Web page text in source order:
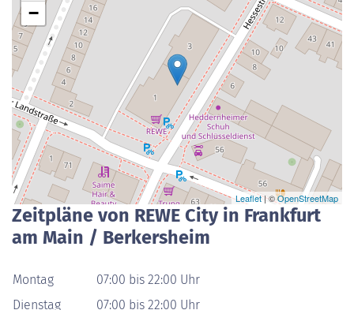
−
Leaflet| ©OpenStreetMap
Zeitpläne von REWE City in Frankfurt
am Main / Berkersheim
Montag
07:00 bis 22:00 Uhr
Dienstag
07:00 bis 22:00 Uhr